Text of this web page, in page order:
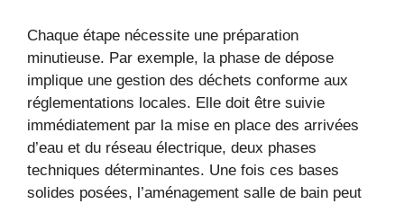
Chaque étape nécessite une préparation
minutieuse. Par exemple, la phase de dépose
implique une gestion des déchets conforme aux
réglementations locales. Elle doit être suivie
immédiatement par la mise en place des arrivées
d’eau et du réseau électrique, deux phases
techniques déterminantes. Une fois ces bases
solides posées, l’aménagement salle de bain peut